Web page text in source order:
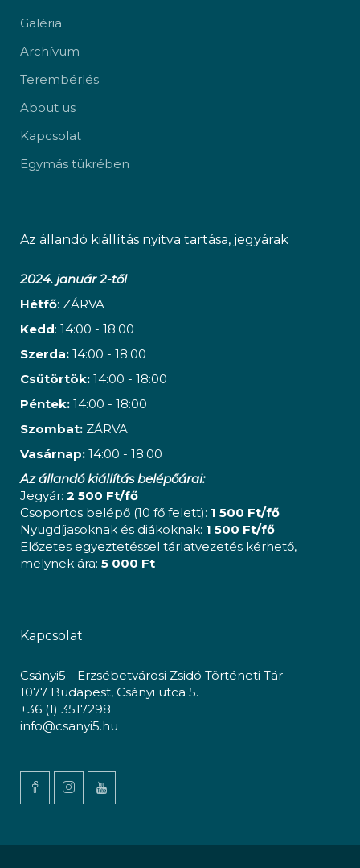
Galéria
Archívum
Terembérlés
About us
Kapcsolat
Egymás tükrében
Az állandó kiállítás nyitva tartása, jegyárak
2024. január 2-től
Hétfő: ZÁRVA
Kedd: 14:00 - 18:00
Szerda: 14:00 - 18:00
Csütörtök: 14:00 - 18:00
Péntek: 14:00 - 18:00
Szombat: ZÁRVA
Vasárnap: 14:00 - 18:00
Az állandó kiállítás belépőárai:
Jegyár: 2 500 Ft/fő
Csoportos belépő (10 fő felett): 1 500 Ft/fő
Nyugdíjasoknak és diákoknak: 1 500 Ft/fő
Előzetes egyeztetéssel tárlatvezetés kérhető,
melynek ára: 5 000 Ft
Kapcsolat
Csányi5 - Erzsébetvárosi Zsidó Történeti Tár
1077 Budapest, Csányi utca 5.
+36 (1) 3517298
info@csanyi5.hu